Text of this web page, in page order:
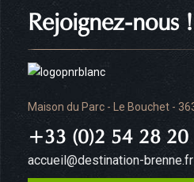
Maison du Parc - Le Bouchet -
+33 (0)2 54 28 20
accueil@destination-brenne.fr
Rejoignez-nous !